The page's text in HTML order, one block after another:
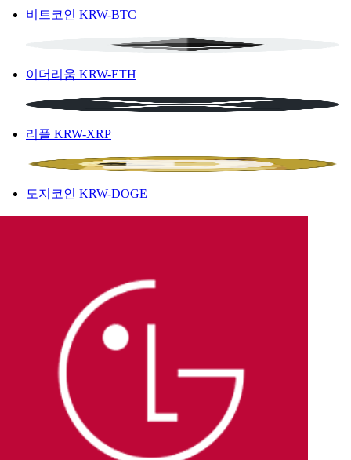
비트코인 KRW-BTC
이더리움 KRW-ETH
리플 KRW-XRP
도지코인 KRW-DOGE